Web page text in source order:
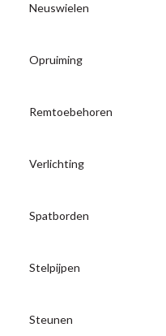
Neuswielen
Opruiming
Remtoebehoren
Verlichting
Spatborden
Stelpijpen
Steunen